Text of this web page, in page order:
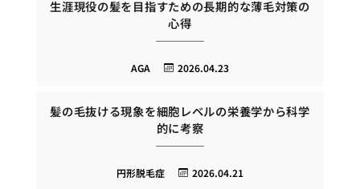
生涯現役の髪を目指すための長期的な薄毛対策の
心得
2026.04.23
AGA
髪の毛抜ける現象を細胞レベルの栄養学から科学
的に考察
2026.04.21
円形脱毛症